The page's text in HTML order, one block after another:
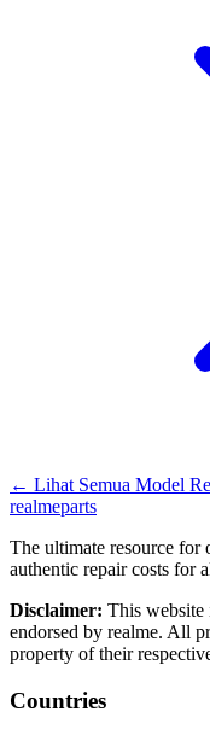
← Lihat Semua Model
realmeparts
The ultimate resource for
authentic repair costs for
Disclaimer: This
endorsed by realme. All
property of their
Countries